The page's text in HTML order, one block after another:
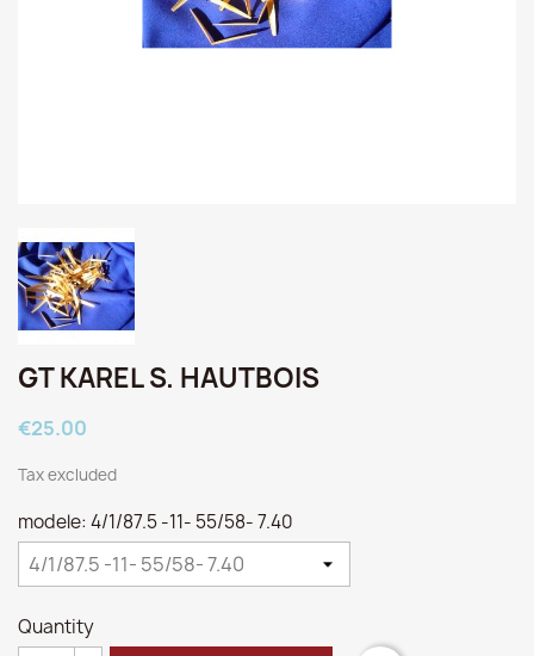
GT KAREL S. HAUTBOIS
€25.00
Tax excluded
modele: 4/1/87.5 -11- 55/58- 7.40
Quantity